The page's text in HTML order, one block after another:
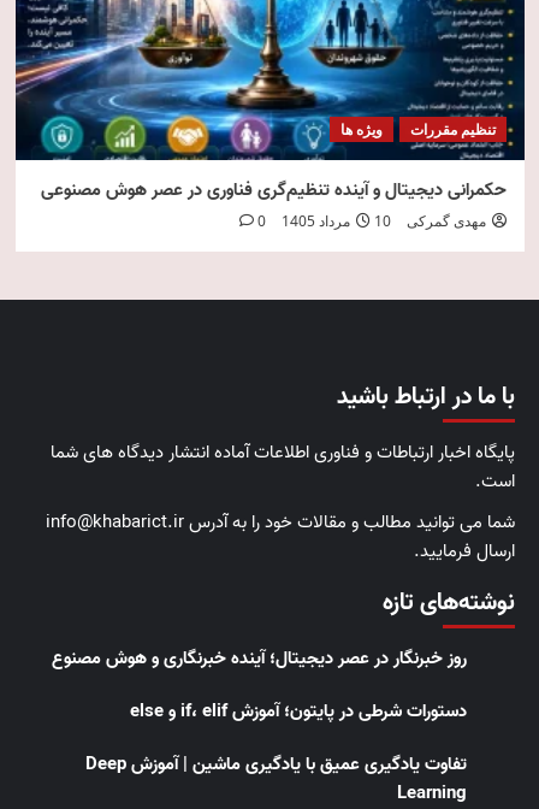
تنظیم مقررات ویژه ها
حکمرانی دیجیتال و آینده تنظیم‌گری فناوری در عصر هوش مصنوعی
مهدی گمرکی 10 مرداد 1405 0
با ما در ارتباط باشید
پایگاه اخبار ارتباطات و فناوری اطلاعات آماده انتشار دیدگاه های شما
است.
شما می توانید مطالب و مقالات خود را به آدرس info@khabarict.ir
ارسال فرمایید.
نوشته‌های تازه
روز خبرنگار در عصر دیجیتال؛ آینده خبرنگاری و هوش مصنوع
دستورات شرطی در پایتون؛ آموزش if، elif و else
تفاوت یادگیری عمیق با یادگیری ماشین | آموزش Deep
Learning